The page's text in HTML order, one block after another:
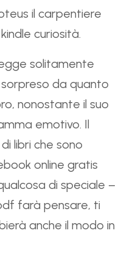
il carpentiere
curiosità.
solitamente
da quanto
nonostante il suo
emotivo. Il
libri che sono
online gratis
di speciale –
farà pensare, ti
anche il modo in